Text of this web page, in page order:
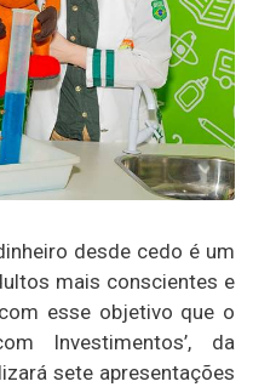
desde cedo é um
mais conscientes e
esse objetivo que o
Investimentos’, da
sete apresentações